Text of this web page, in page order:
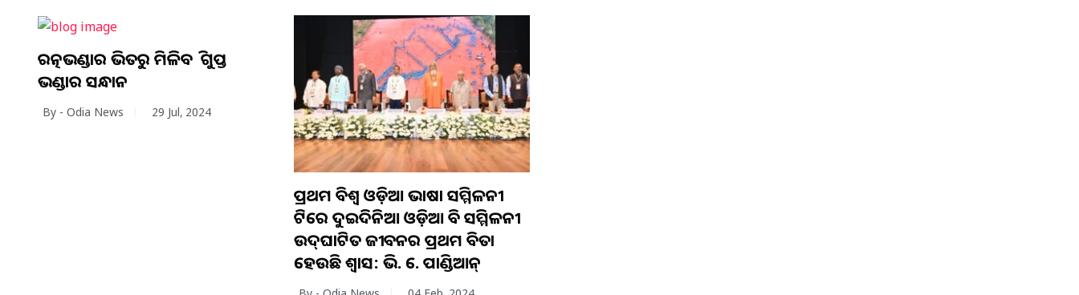
ରତ୍ନଭଣ୍ଡାର ଭିତରୁ ମିଳିବ କି ଗୁପ୍ତ
ଭଣ୍ଡାର ସନ୍ଧାନ
By - Odia News 29 Jul, 2024
ପ୍ରଥମ ବିଶ୍ୱ ଓଡ଼ିଆ ଭାଷା ସମ୍ମିଳନୀ
କିଟରେ ଦୁଇଦିନିଆ ଓଡ଼ିଆ କବି ସମ୍ମିଳନୀ
ଉଦ୍‍ଘାଟିତ ଜୀବନର ପ୍ରଥମ କବିତା
ହେଉଛି ଶ୍ୱାସ: ଭି. କେ. ପାଣ୍ଡିଆନ୍‍